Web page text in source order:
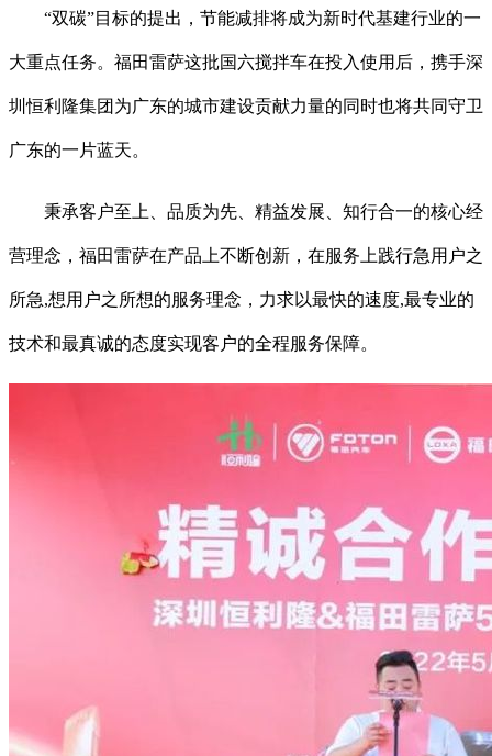
“双碳”目标的提出，节能减排将成为新时代基建行业的一
大重点任务。福田雷萨这批国六搅拌车在投入使用后，携手深
圳恒利隆集团为广东的城市建设贡献力量的同时也将共同守卫
广东的一片蓝天。
秉承客户至上、品质为先、精益发展、知行合一的核心经
营理念，福田雷萨在产品上不断创新，在服务上践行急用户之
所急,想用户之所想的服务理念，力求以最快的速度,最专业的
技术和最真诚的态度实现客户的全程服务保障。